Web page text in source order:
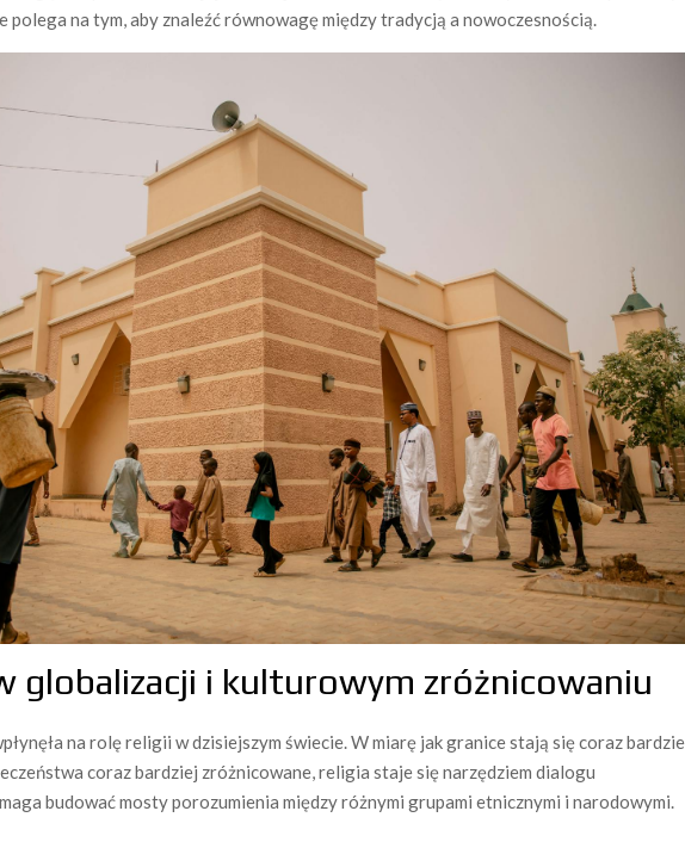
polega na tym, aby znaleźć równowagę między tradycją a nowoczesnością.
globalizacji i kulturowym zróżnicowaniu
na rolę religii w dzisiejszym świecie. W miarę jak granice stają się coraz
coraz bardziej zróżnicowane, religia staje się narzędziem dialogu
budować mosty porozumienia między różnymi grupami etnicznymi i narodowymi.